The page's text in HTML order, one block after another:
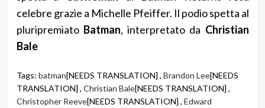
celebre grazie a Michelle Pfeiffer. Il podio spetta al
pluripremiato Batman, interpretato da Christian
Bale
Tags: batman[NEEDS TRANSLATION] , Brandon Lee[NEEDS
TRANSLATION] , Christian Bale[NEEDS TRANSLATION] ,
Christopher Reeve[NEEDS TRANSLATION] , Edward